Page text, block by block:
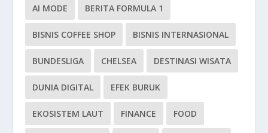
AI MODE BERITA FORMULA 1
BISNIS COFFEE SHOP BISNIS INTERNASIONAL
BUNDESLIGA CHELSEA DESTINASI WISATA
DUNIA DIGITAL EFEK BURUK
EKOSISTEM LAUT FINANCE FOOD